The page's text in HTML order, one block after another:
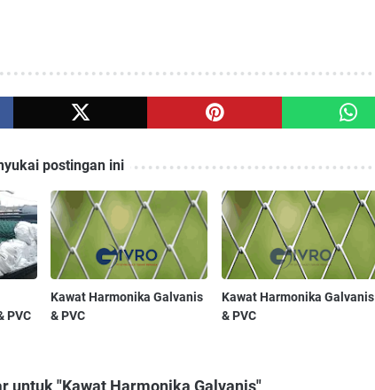
postingan ini
PVC
Kawat Harmonika Galvanis
& PVC
Kawat Harmonika Galvanis
& PVC
untuk "Kawat Harmonika Galvanis"